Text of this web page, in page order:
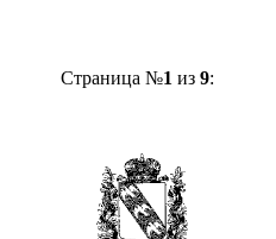
Страница №1 из 9: